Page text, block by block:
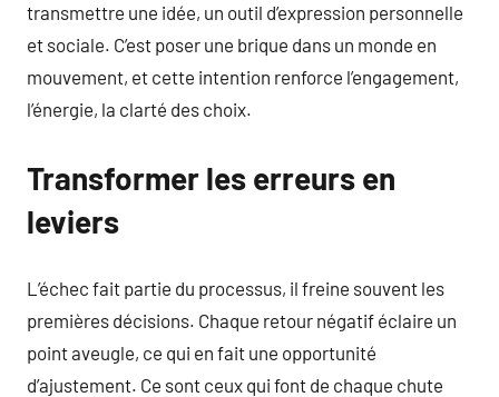
transmettre une idée, un outil d’expression personnelle
et sociale. C’est poser une brique dans un monde en
mouvement, et cette intention renforce l’engagement,
l’énergie, la clarté des choix.
Transformer les erreurs en
leviers
L’échec fait partie du processus, il freine souvent les
premières décisions. Chaque retour négatif éclaire un
point aveugle, ce qui en fait une opportunité
d’ajustement. Ce sont ceux qui font de chaque chute